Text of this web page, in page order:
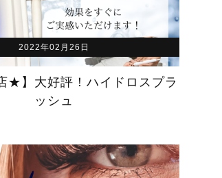
2022年02月26日
★】大好評！ハイドロスプラ
ッシュ